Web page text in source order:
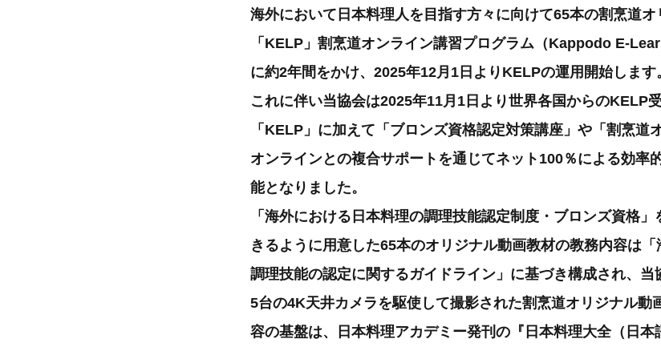
海外において日本料理人を目指す方々に向けて65本の割烹道オ
「KELP」割烹道オンライン講習プログラム（Kappodo E-
に約2年間をかけ、2025年12月1日よりKELPの運用開始します
これに伴い当協会は2025年11月1日より世界各国からのKELP
「KELP」に加えて「ブロンズ資格認定対策講座」や「割烹道
オンラインとの複合サポートを通じてネット100％による効率
能となりました。
「海外における日本料理の調理技能認定制度・ブロンズ資格
きるように用意した65本のオリジナル動画教材の教務内容は
調理技能の認定に関するガイドライン」に基づき構成され、当
5台の4K天井カメラを駆使して撮影された割烹道オリジナル動
容の基盤は、日本料理アカデミー発刊の『日本料理大全（日本